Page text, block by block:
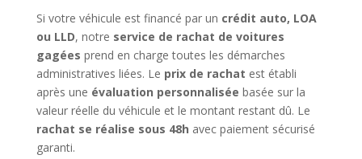
Si votre véhicule est financé par un crédit auto, LOA
ou LLD, notre service de rachat de voitures
gagées prend en charge toutes les démarches
administratives liées. Le prix de rachat est établi
après une évaluation personnalisée basée sur la
valeur réelle du véhicule et le montant restant dû. Le
rachat se réalise sous 48h avec paiement sécurisé
garanti.